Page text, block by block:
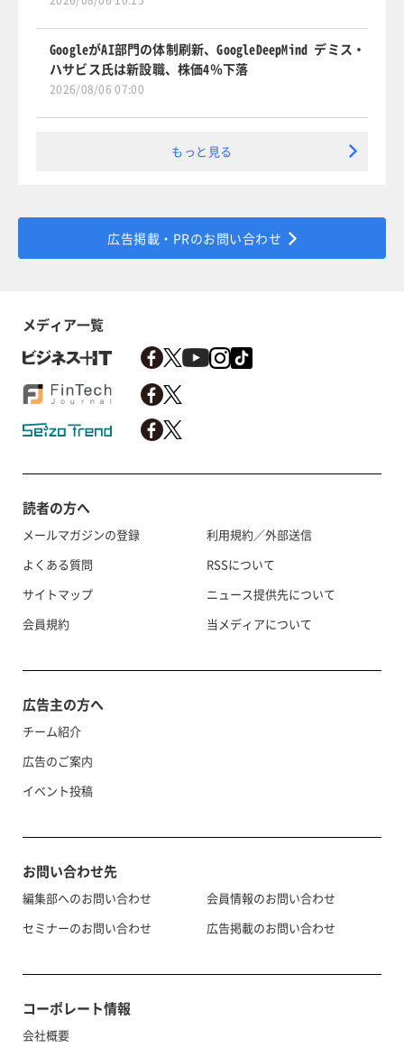
GoogleがAI部門の体制刷新、GoogleDeepMind デミス・
ハサビス氏は新設職、株価4％下落
2026/08/06 07:00
もっと見る
広告掲載・PRのお問い合わせ
メディア一覧
読者の方へ
メールマガジンの登録
よくある質問
サイトマップ
会員規約
利用規約／外部送信
RSSについて
ニュース提供先について
当メディアについて
広告主の方へ
チーム紹介
広告のご案内
イベント投稿
お問い合わせ先
編集部へのお問い合わせ
セミナーのお問い合わせ
会員情報のお問い合わせ
広告掲載のお問い合わせ
コーポレート情報
会社概要